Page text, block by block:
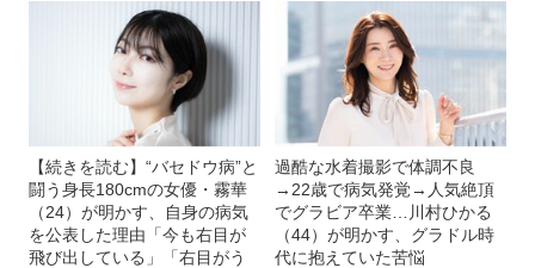
【続きを読む】“バセドウ病”と
闘う身長180cmの女優・霧華
（24）が明かす、自身の病気
を公表した理由「今も右目が
飛び出している」「右目がう
過酷な水着撮影で体調不良
→22歳で病気発覚→人気絶頂
でグラビア卒業…川村ひかる
（44）が明かす、グラドル時
代に抱えていた苦悩